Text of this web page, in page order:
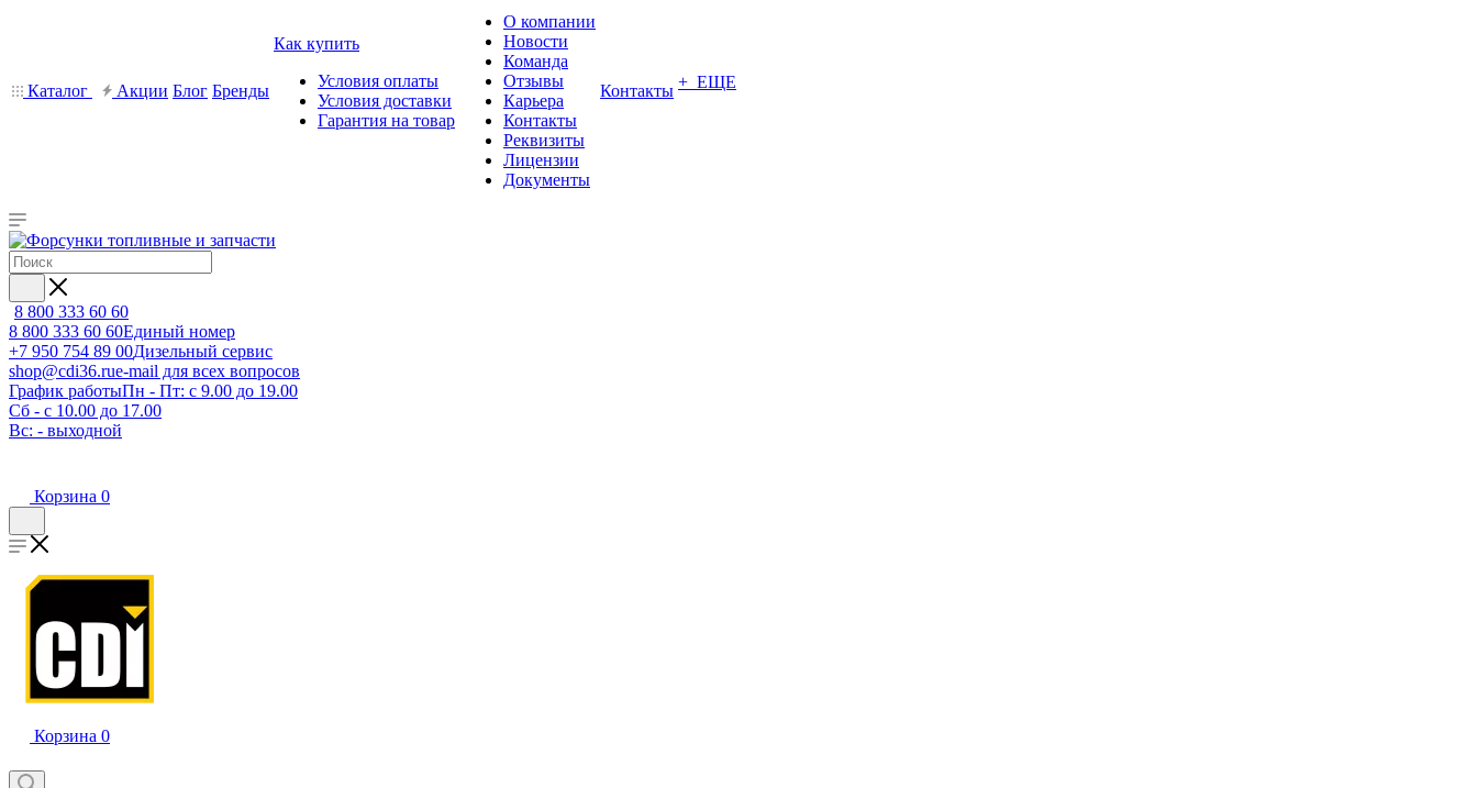
Каталог Акции Блог Бренды
Как купить
Условия оплаты
Условия доставки
Гарантия на товар
О компании
Новости
Команда
Отзывы
Карьера
Контакты
Реквизиты
Лицензии
Документы
Контакты + ЕЩЕ
8 800 333 60 60
8 800 333 60 60Единый номер
+7 950 754 89 00Дизельный сервис
shop@cdi36.rue-mail для всех вопросов
График работыПн - Пт: с 9.00 до 19.00
Сб - с 10.00 до 17.00
Вс: - выходной
Корзина 0
Корзина 0